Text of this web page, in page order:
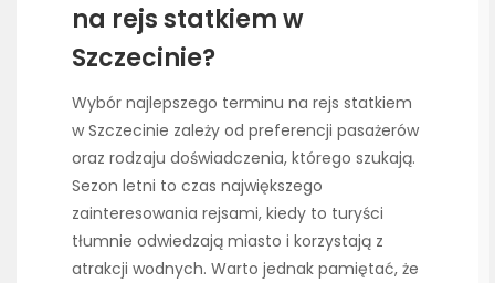
na rejs statkiem w
Szczecinie?
Wybór najlepszego terminu na rejs statkiem
w Szczecinie zależy od preferencji pasażerów
oraz rodzaju doświadczenia, którego szukają.
Sezon letni to czas największego
zainteresowania rejsami, kiedy to turyści
tłumnie odwiedzają miasto i korzystają z
atrakcji wodnych. Warto jednak pamiętać, że